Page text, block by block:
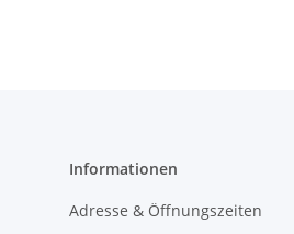
Informationen
Adresse & Öffnungszeiten